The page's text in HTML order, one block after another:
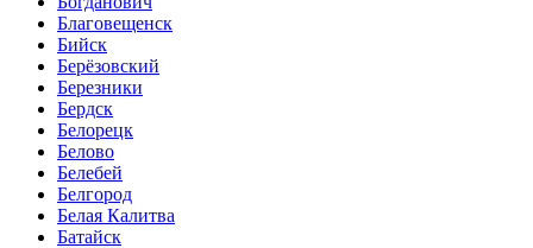
Благовещенск
Бийск
Берёзовский
Березники
Бердск
Белорецк
Белово
Белебей
Белгород
Белая Калитва
Батайск